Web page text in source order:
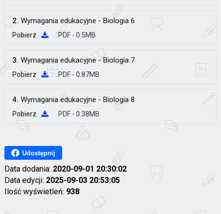
2. Wymagania edukacyjne - Biologia 6
Pobierz PDF - 0.5MB
3. Wymagania edukacyjne - Biologia 7
Pobierz PDF - 0.87MB
4. Wymagania edukacyjne - Biologia 8
Pobierz PDF - 0.38MB
Udostępnij
Data dodania: 2020-09-01 20:30:02
Data edycji: 2025-09-03 20:53:05
Ilość wyświetleń: 938